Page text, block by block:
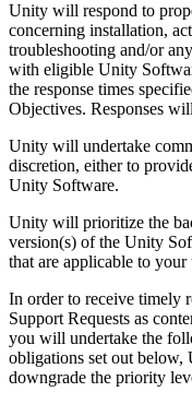
Unity will respond to
concerning installation,
troubleshooting and/or
with eligible Unity
the response times
Objectives. Responses
Unity will undertake
discretion, either to
Unity Software.
Unity will prioritize the
version(s) of the Unity
that are applicable to
In order to receive timely
Support Requests as
you will undertake the
obligations set out below,
downgrade the priority